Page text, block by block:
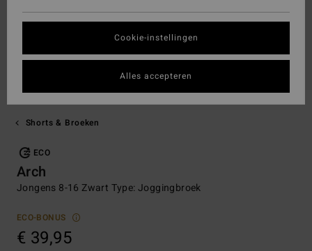
Shorts & Broeken
ECO
Arch
Jongens 8-16 Zwart Type: Joggingbroek
ECO-BONUS
€ 39,95
Cookie-instellingen
Alles accepteren